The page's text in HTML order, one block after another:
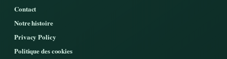
Contact
Notre histoire
Privacy Policy
Politique des cookies